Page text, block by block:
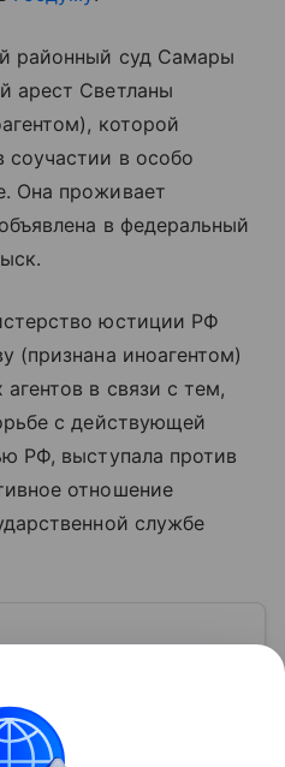
районный суд Самары
арест Светланы
которой
соучастии в особо
Она проживает
в федеральный
юстиции РФ
(признана иноагентом)
в связи с тем,
с действующей
РФ, выступала против
отношение
службе
особое место в
Именно здесь
федеральные законы,